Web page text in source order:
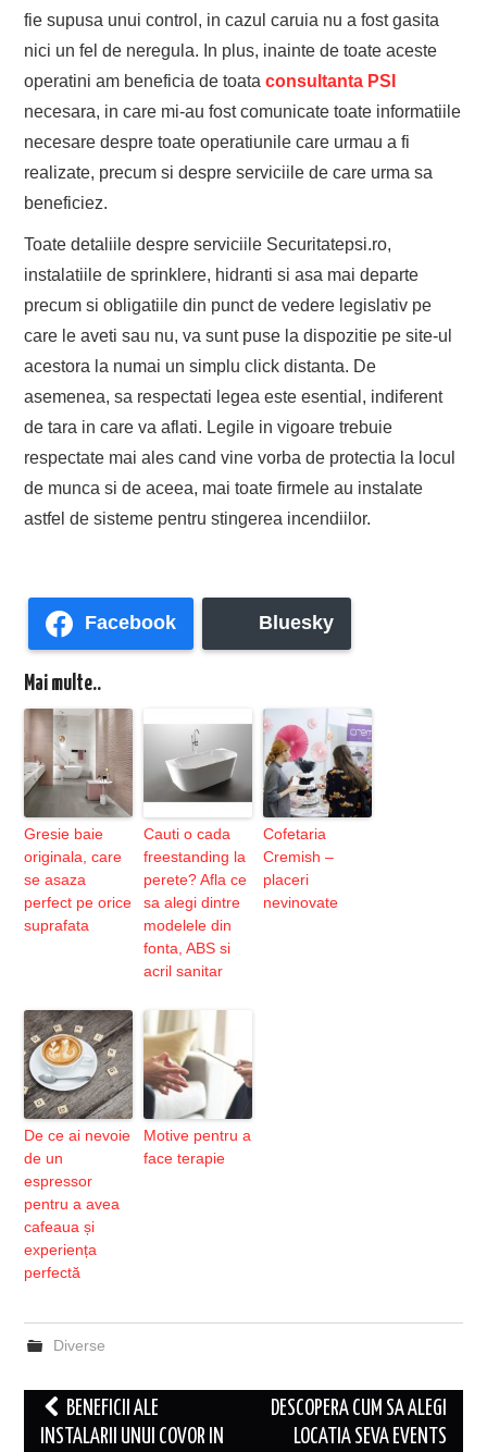
fie supusa unui control, in cazul caruia nu a fost gasita
nici un fel de neregula. In plus, inainte de toate aceste
operatini am beneficia de toataconsultanta PSI
necesara, in care mi-au fost comunicate toate informatiile
necesare despre toate operatiunile care urmau a fi
realizate, precum si despre serviciile de care urma sa
beneficiez.
Toate detaliile despre serviciile Securitatepsi.ro,
instalatiile de sprinklere, hidranti si asa mai departe
precum si obligatiile din punct de vedere legislativ pe
care le aveti sau nu, va sunt puse la dispozitie pe site-ul
acestora la numai un simplu click distanta. De
asemenea, sa respectati legea este esential, indiferent
de tara in care va aflati. Legile in vigoare trebuie
respectate mai ales cand vine vorba de protectia la locul
de munca si de aceea, mai toate firmele au instalate
astfel de sisteme pentru stingerea incendiilor.
Facebook Bluesky
Mai multe..
Gresie baie
originala, care
se asaza
perfect pe orice
suprafata
Cauti o cada
freestanding la
perete? Afla ce
sa alegi dintre
modelele din
fonta, ABS si
acril sanitar
Cofetaria
Cremish –
placeri
nevinovate
De ce ai nevoie
de un
espressor
pentru a avea
cafeaua și
experiența
perfectă
Motive pentru a
face terapie
Diverse
Post
navigation
BENEFICII ALE
INSTALARII UNUI COVOR IN
DESCOPERA CUM SA ALEGI
LOCATIA SEVA EVENTS